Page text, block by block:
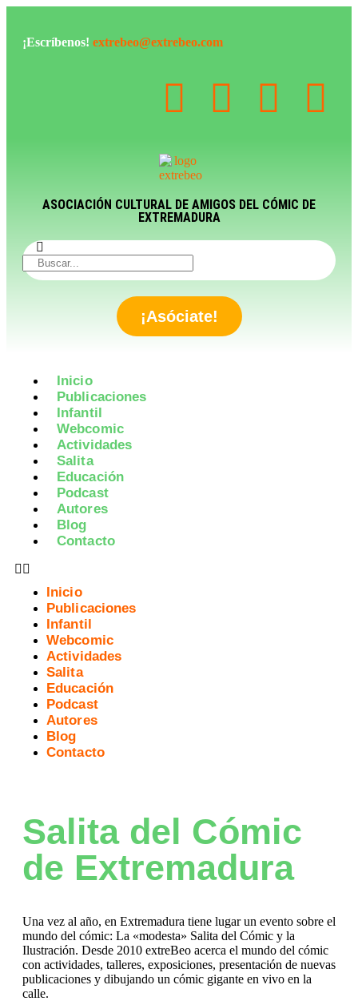
¡Escríbenos! extrebeo@extrebeo.com
ASOCIACIÓN CULTURAL DE AMIGOS DEL CÓMIC DE
EXTREMADURA
¡Asóciate!
Inicio
Publicaciones
Infantil
Webcomic
Actividades
Salita
Educación
Podcast
Autores
Blog
Contacto
Inicio
Publicaciones
Infantil
Webcomic
Actividades
Salita
Educación
Podcast
Autores
Blog
Contacto
Salita del Cómic
de Extremadura
Una vez al año, en Extremadura tiene lugar un evento sobre el
mundo del cómic: La «modesta» Salita del Cómic y la
Ilustración. Desde 2010 extreBeo acerca el mundo del cómic
con actividades, talleres, exposiciones, presentación de nuevas
publicaciones y dibujando un cómic gigante en vivo en la
calle.